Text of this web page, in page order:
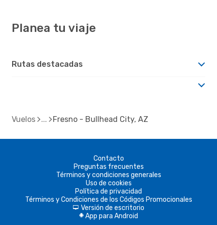
Planea tu viaje
Rutas destacadas
Vuelos Fresno - Bullhead City, AZ
Contacto
Preguntas frecuentes
Términos y condiciones generales
Uso de cookies
Política de privacidad
Términos y Condiciones de los Códigos Promocionales
d Versión de escritorio
A App para Android